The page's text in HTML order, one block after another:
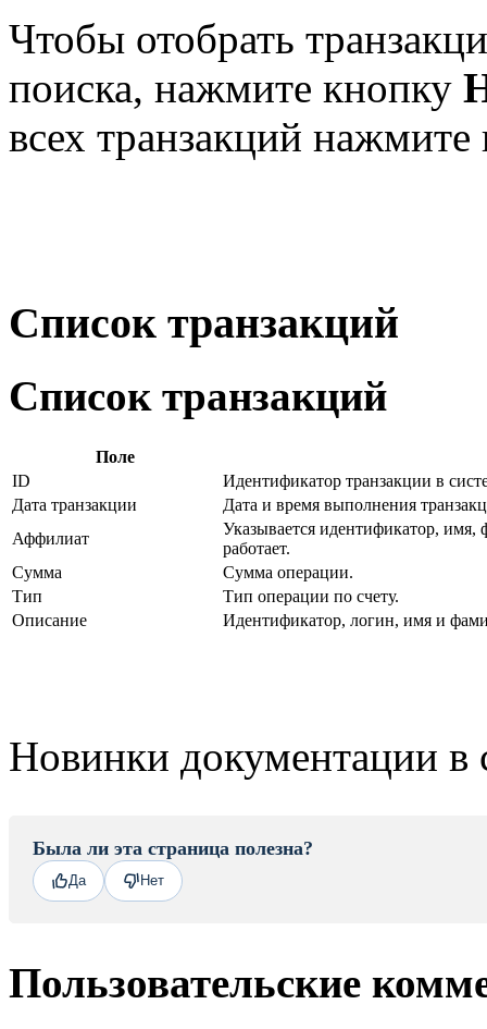
Чтобы отобрать
поиска, нажмите кнопку
всех транзакций
Список транзакций
Список транзакций
Поле
ID
Идентификатор транзакции в
Дата транзакции
Дата и время выполнения
Аффилиат
Указывается идентификатор, имя,
работает.
Сумма
Сумма операции.
Тип
Тип операции по счету.
Описание
Идентификатор, логин, имя и
Новинки документации в
Была ли эта страница полезна?
Да Нет
Пользовательские